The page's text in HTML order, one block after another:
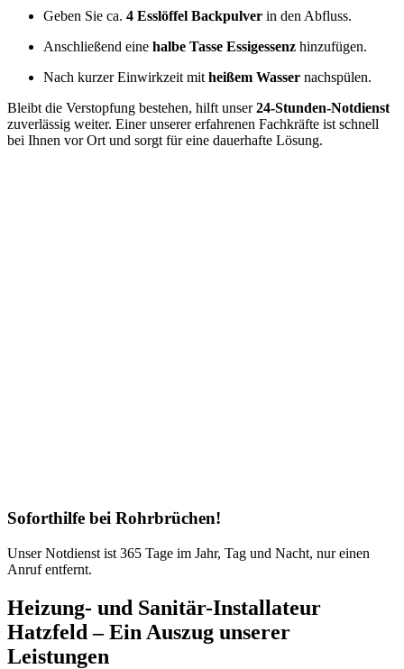
Geben Sie ca. 4 Esslöffel Backpulver in den Abfluss.
Anschließend eine halbe Tasse Essigessenz hinzufügen.
Nach kurzer Einwirkzeit mit heißem Wasser nachspülen.
Bleibt die Verstopfung bestehen, hilft unser24-Stunden-Notdienst
zuverlässig weiter. Einer unserer erfahrenen Fachkräfte ist schnell
bei Ihnen vor Ort und sorgt für eine dauerhafte Lösung.
Soforthilfe bei Rohrbrüchen!
Unser Notdienst ist 365 Tage im Jahr, Tag und Nacht, nur einen
Anruf entfernt.
Heizung- und Sanitär-Installateur
Hatzfeld – Ein Auszug unserer
Leistungen